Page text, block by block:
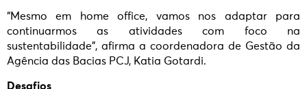
“Mesmo em home office, vamos nos adaptar para
continuarmos as atividades com foco na
sustentabilidade”, afirma a coordenadora de Gestão da
Agência das Bacias PCJ, Katia Gotardi.
Desafios